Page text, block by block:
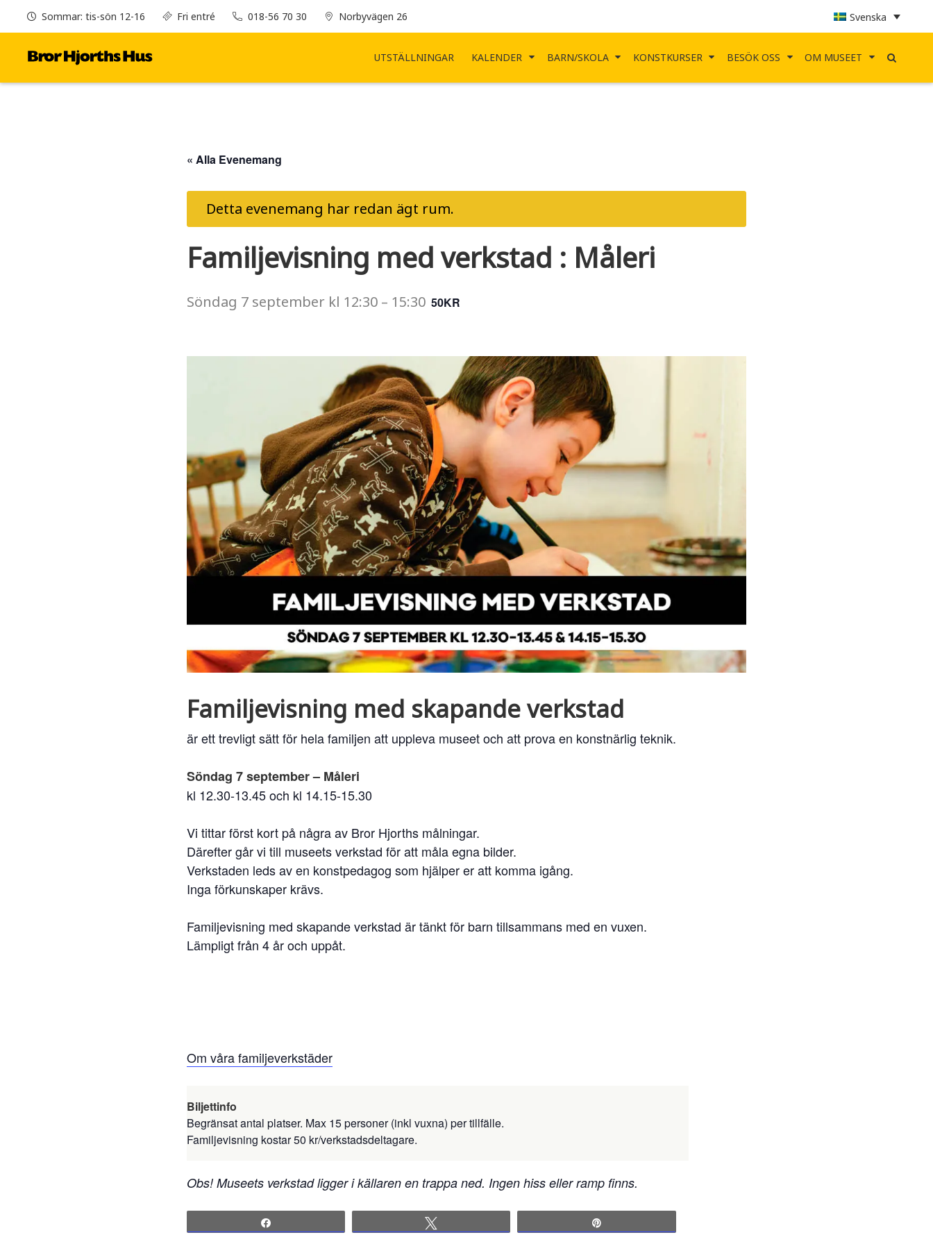
Sommar: tis-sön 12-16 Fri entré 018-56 70 30 Norbyvägen 26 Svenska
UTSTÄLLNINGAR KALENDER BARN/SKOLA KONSTKURSER BESÖK OSS OM MUSEET
« Alla Evenemang
Detta evenemang har redan ägt rum.
Familjevisning med verkstad : Måleri
Söndag 7 septemberkl 12:30– 15:30 50KR
Familjevisning med skapande verkstad
är ett trevligt sätt för hela familjen att uppleva museet och att prova en konstnärlig teknik.
Söndag 7 september – Måleri
kl 12.30-13.45 och kl 14.15-15.30
Vi tittar först kort på några av Bror Hjorths målningar.
Därefter går vi till museets verkstad för att måla egna bilder.
Verkstaden leds av en konstpedagog som hjälper er att komma igång.
Inga förkunskaper krävs.
Familjevisning med skapande verkstad är tänkt för barn tillsammans med en vuxen.
Lämpligt från 4 år och uppåt.
Om våra familjeverkstäder
Biljettinfo
Begränsat antal platser. Max 15 personer (inkl vuxna) per tillfälle.
Familjevisning kostar 50 kr/verkstadsdeltagare.
Obs! Museets verkstad ligger i källaren en trappa ned. Ingen hiss eller ramp finns.